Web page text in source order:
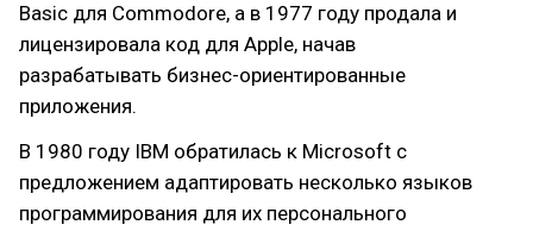
Basic для Commodore, а в 1977 году продала и
лицензировала код для Apple, начав
разрабатывать бизнес-ориентированные
приложения.
В 1980 году IBM обратилась к Microsoft с
предложением адаптировать несколько языков
программирования для их персонального